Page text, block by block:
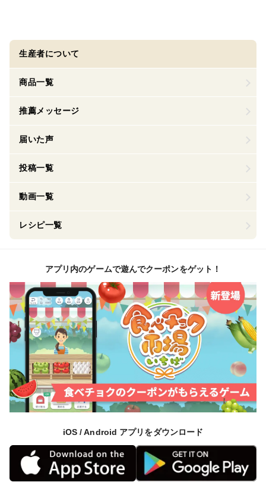
生産者について
商品一覧
推薦メッセージ
届いた声
投稿一覧
動画一覧
レシピ一覧
アプリ内のゲームで遊んでクーポンをゲット！
iOS / Android アプリをダウンロード